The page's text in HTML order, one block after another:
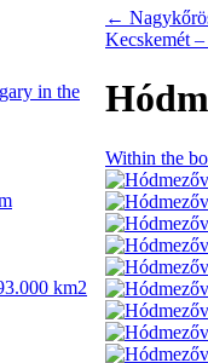
←
Kecskemét
Within the
in the
km2